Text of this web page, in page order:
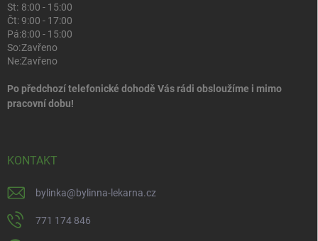
St: 8:00 - 15:00
Čt:9:00 - 17:00
Pá:8:00 - 15:00
So:Zavřeno
Ne:Zavřeno
Po předchozí telefonické dohodě Vás rádi obsloužíme i mimo
pracovní dobu!
KONTAKT
bylinka@bylinna-lekarna.cz
771 174 846